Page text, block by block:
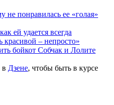
не понравилась ее «голая»
ей удается всегда
красивой – непросто»
бойкот Собчак и Лолите
в Дзене, чтобы быть в курсе